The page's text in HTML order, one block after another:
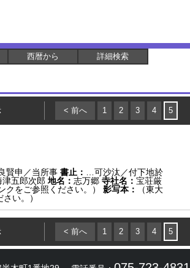
西暦から 詳細検索
< 前へ 1 2 3 4 5
賢申／当所事 書止：
…可沙汰／付下地於
五郎次郎 地名： 志万郷 寺社名： 宝荘厳
クをご参照ください。） 影写本：
（東大
い。）
< 前へ 1 2 3 4 5